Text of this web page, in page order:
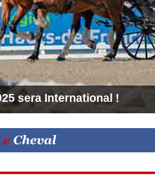
sera International !